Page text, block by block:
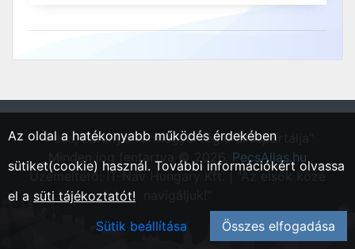
"Pécs, Baranya vármegyei régió állásportálja"
Minden jog fentartva © 2026. PecsAllas.hu
Üzemeltető: IT-Nav Hungary Kft. | "Az elsők közé
Az oldal a hatékonyabb működés érdekében
sütiket(cookie) használ. További információkért olvassa
el a süti tájékoztatót!
Sütik beállítása
Összes elfogadása